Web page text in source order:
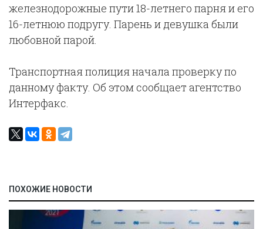
железнодорожные пути 18-летнего парня и его
16-летнюю подругу. Парень и девушка были
любовной парой.
Транспортная полиция начала проверку по
данному факту. Об этом сообщает агентство
Интерфакс.
ПОХОЖИЕ НОВОСТИ